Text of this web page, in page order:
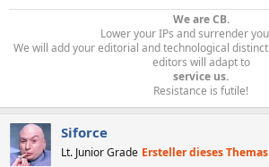
We are CB.
Lower your IPs and surrender
We will add your editorial and technological
editors will adapt to
service us.
Resistance is futile!​
Siforce
Lt. Junior Grade Ersteller dieses Themas